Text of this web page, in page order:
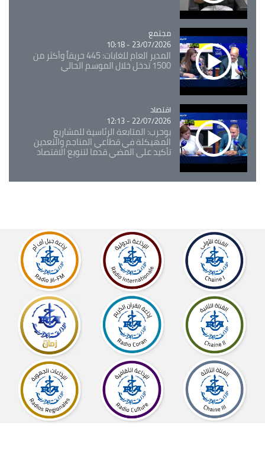
Catégorie
مجتمع
23/07/2026 - 10:18
المدير العام للغابات: 445 حريقاً وأكثر من
1500 تدخل خلال الموسم الحالي
Catégorie
اقتصاد
22/07/2026 - 12:13
بوحرب: المتابعة الرئاسية للمشاريع
المهيكلة في قطاعي المناجم والتعدين
تأكيد على المضي قدما لتنويع الاقتصاد